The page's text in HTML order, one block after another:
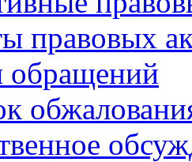
правовых